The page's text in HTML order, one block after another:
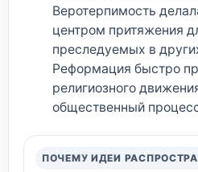
Веротерпимость
центром притяжения
преследуемых в
Реформация быстро
религиозного
общественный
ПОЧЕМУ ИДЕИ